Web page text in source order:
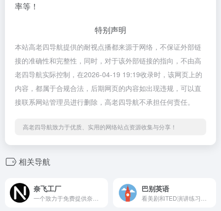
率等！
特别声明
本站高老四导航提供的耐视点播都来源于网络，不保证外部链
接的准确性和完整性，同时，对于该外部链接的指向，不由高
老四导航实际控制，在2026-04-19 19:19收录时，该网页上的
内容，都属于合规合法，后期网页的内容如出现违规，可以直
接联系网站管理员进行删除，高老四导航不承担任何责任。
高老四导航致力于优质、实用的网络站点资源收集与分享！
相关导航
奈飞工厂 巴别英语